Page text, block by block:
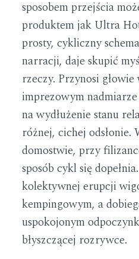
sposobem przejścia
produktem jak Ultra
prosty, cykliczny
narracji, daje skupić
rzeczy. Przynosi
imprezowym
na wydłużenie stanu
różnej, cichej odsłonie.
domostwie, przy
sposób cykl się
kolektywnej erupcji
kempingowym, a
uspokojonym
błyszczącej rozrywce.